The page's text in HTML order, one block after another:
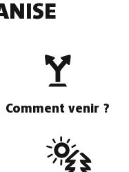
Comment venir ?